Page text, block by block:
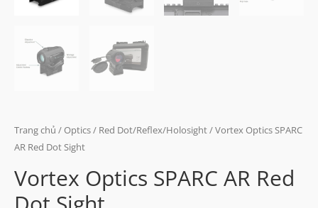
Trang chủ /Optics/ Red Dot/Reflex/Holosight/ Vortex Optics SPARC
AR Red Dot Sight
Vortex Optics SPARC AR Red